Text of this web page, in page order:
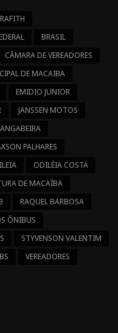
BRASIL
CÂMARA DE VEREADORES
DE MACAIBA
EMIDIO JUNIOR
JANSSEN MOTOS
PALHARES
ODILÉIA COSTA
DE MACAÍBA
RAQUEL BARBOSA
ÔNIBUS
STYVENSON VALENTIM
VEREADORES